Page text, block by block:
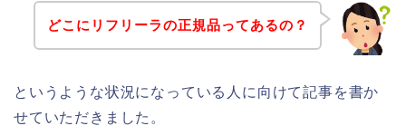
どこにリフリーラの正規品ってあるの？
というような状況になっている人に向けて記事を書か
せていただきました。